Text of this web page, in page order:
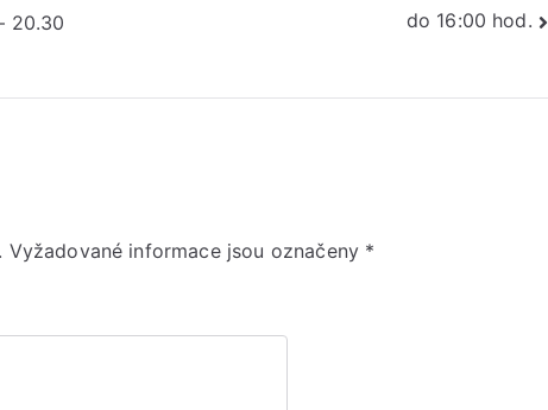
20.30
do 16:00 hod.
Vyžadované informace jsou označeny *